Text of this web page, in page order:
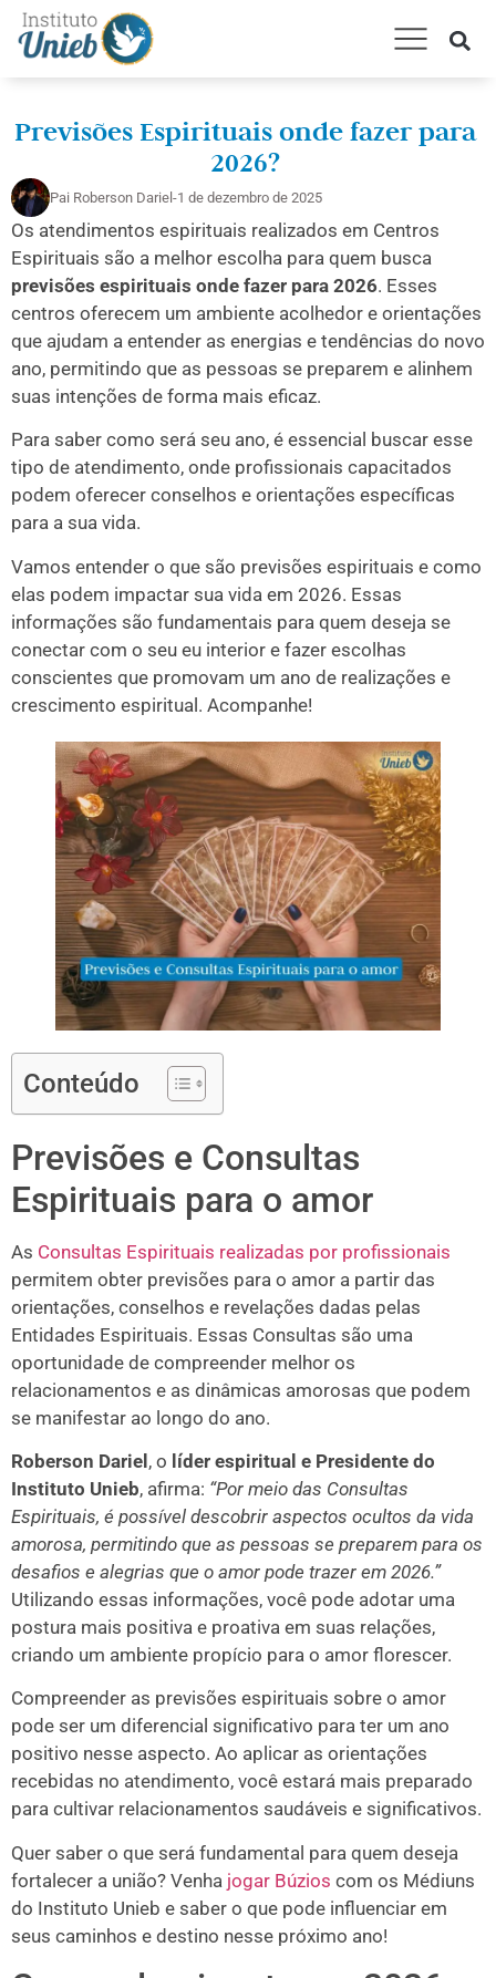
Previsões Espirituais onde fazer para
2026?
Pai Roberson Dariel-1 de dezembro de 2025
Os atendimentos espirituais realizados em Centros
Espirituais são a melhor escolha para quem busca
previsões espirituais onde fazer para 2026. Esses
centros oferecem um ambiente acolhedor e orientações
que ajudam a entender as energias e tendências do novo
ano, permitindo que as pessoas se preparem e alinhem
suas intenções de forma mais eficaz.
Para saber como será seu ano, é essencial buscar esse
tipo de atendimento, onde profissionais capacitados
podem oferecer conselhos e orientações específicas
para a sua vida.
Vamos entender o que são previsões espirituais e como
elas podem impactar sua vida em 2026. Essas
informações são fundamentais para quem deseja se
conectar com o seu eu interior e fazer escolhas
conscientes que promovam um ano de realizações e
crescimento espiritual. Acompanhe!
Conteúdo
Previsões e Consultas
Espirituais para o amor
As Consultas Espirituais realizadas por profissionais
permitem obter previsões para o amor a partir das
orientações, conselhos e revelações dadas pelas
Entidades Espirituais. Essas Consultas são uma
oportunidade de compreender melhor os
relacionamentos e as dinâmicas amorosas que podem
se manifestar ao longo do ano.
Roberson Dariel , o líder espiritual e Presidente do
Instituto Unieb, afirma: “Por meio das Consultas
Espirituais, é possível descobrir aspectos ocultos da vida
amorosa, permitindo que as pessoas se preparem para os
desafios e alegrias que o amor pode trazer em 2026.”
Utilizando essas informações, você pode adotar uma
postura mais positiva e proativa em suas relações,
criando um ambiente propício para o amor florescer.
Compreender as previsões espirituais sobre o amor
pode ser um diferencial significativo para ter um ano
positivo nesse aspecto. Ao aplicar as orientações
recebidas no atendimento, você estará mais preparado
para cultivar relacionamentos saudáveis e significativos.
Quer saber o que será fundamental para quem deseja
fortalecer a união? Venha jogar Búzios com os Médiuns
do Instituto Unieb e saber o que pode influenciar em
seus caminhos e destino nesse próximo ano!